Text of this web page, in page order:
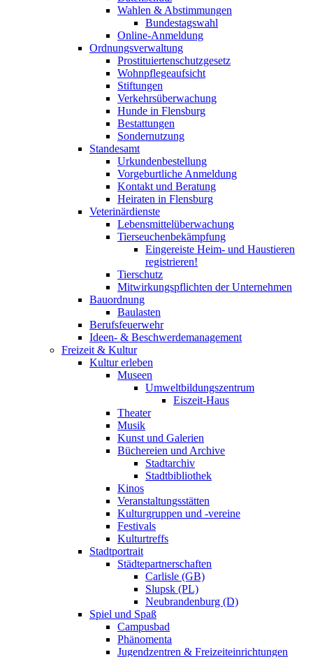
Wahlen & Abstimmungen
Bundestagswahl
Online-Anmeldung
Ordnungsverwaltung
Prostituiertenschutzgesetz
Wohnpflegeaufsicht
Stiftungen
Verkehrsüberwachung
Hunde in Flensburg
Bestattungen
Sondernutzung
Standesamt
Urkundenbestellung
Vorgeburtliche Anmeldung
Kontakt und Beratung
Heiraten in Flensburg
Veterinärdienste
Lebensmittelüberwachung
Tierseuchenbekämpfung
Eingereiste Heim- und Haustieren
registrieren!
Tierschutz
Mitwirkungspflichten der Unternehmen
Bauordnung
Baulasten
Berufsfeuerwehr
Ideen- & Beschwerdemanagement
Freizeit & Kultur
Kultur erleben
Museen
Umweltbildungszentrum
Eiszeit-Haus
Theater
Musik
Kunst und Galerien
Büchereien und Archive
Stadtarchiv
Stadtbibliothek
Kinos
Veranstaltungsstätten
Kulturgruppen und -vereine
Festivals
Kulturtreffs
Stadtportrait
Städtepartnerschaften
Carlisle (GB)
Slupsk (PL)
Neubrandenburg (D)
Spiel und Spaß
Campusbad
Phänomenta
Jugendzentren & Freizeiteinrichtungen